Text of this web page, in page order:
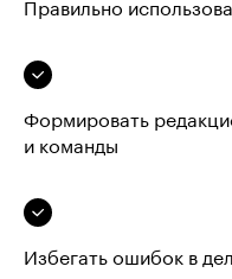
Правильно
Формировать
и команды
Избегать ошибок в